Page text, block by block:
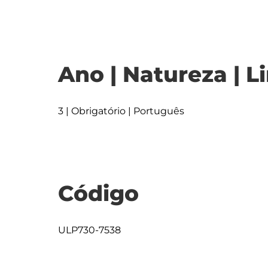
Ano | Natureza |
3 | Obrigatório | Português
Código
ULP730-7538